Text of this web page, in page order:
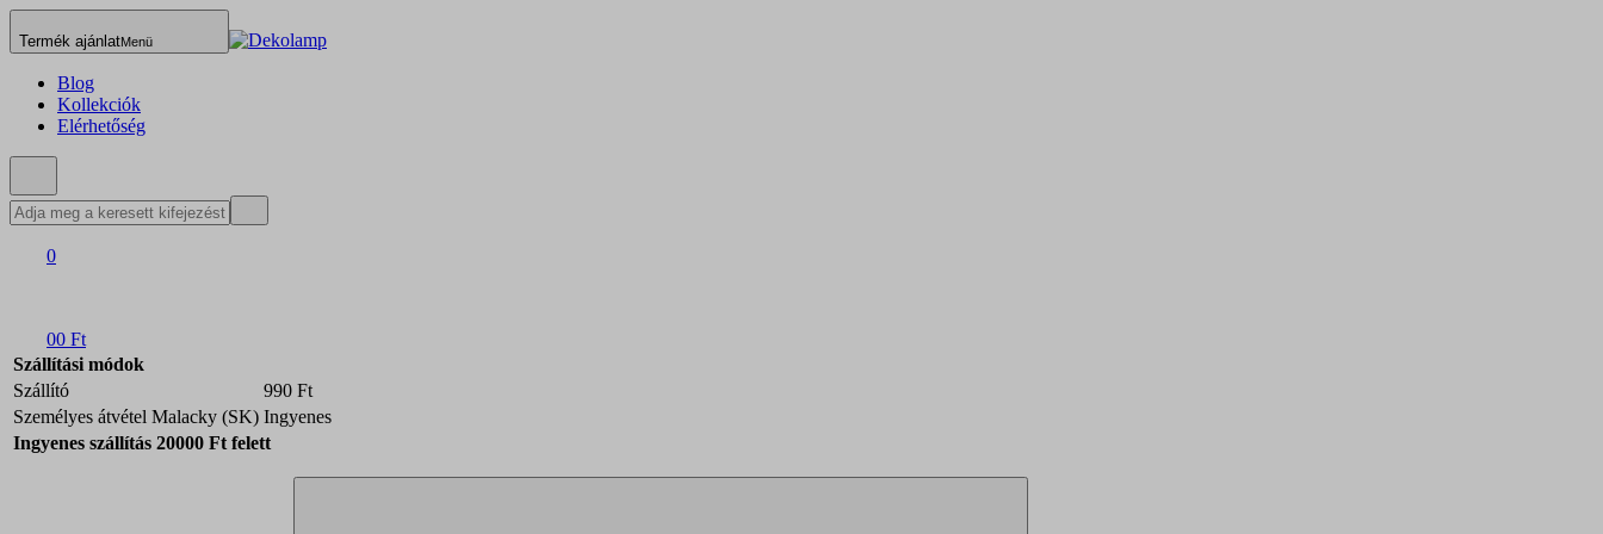
Termék ajánlatMenü
Blog
Kollekciók
Elérhetőség
0
00 Ft
Szállítási módok
Szállító
990 Ft
Személyes átvétel Malacky (SK) Ingyenes
Ingyenes szállítás 20000 Ft felett